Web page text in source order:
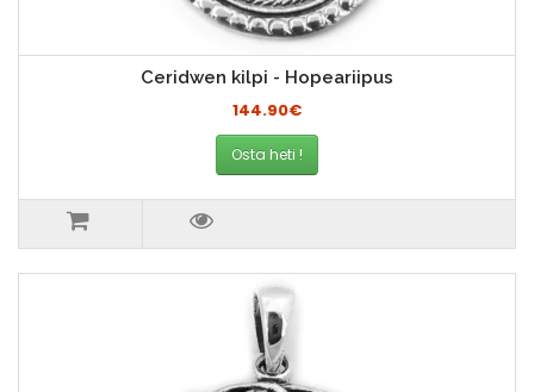
Ceridwen kilpi - Hopeariipus
144.90€
Osta heti !